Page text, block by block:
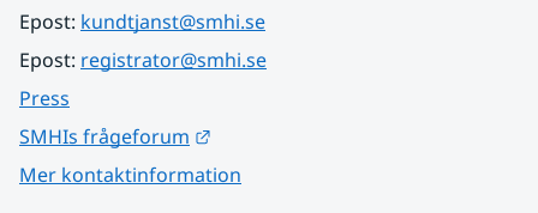
Epost: kundtjanst@smhi.se
Epost: registrator@smhi.se
Press
SMHIs frågeforum
Mer kontaktinformation